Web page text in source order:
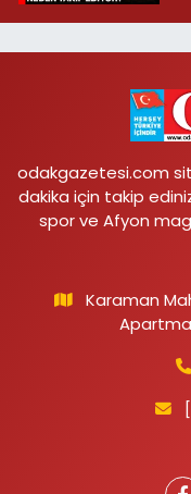
odakgazetesi.com
dakika için takip
spor ve Afyon
Karaman